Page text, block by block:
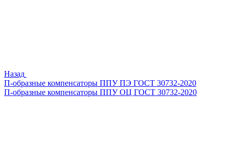
Назад
П-образные компенсаторы ППУ ПЭ ГОСТ 30732-2020
П-образные компенсаторы ППУ ОЦ ГОСТ 30732-2020